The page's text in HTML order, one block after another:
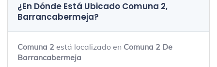
¿En Dónde Está Ubicado Comuna 2,
Barrancabermeja?
Comuna 2 está localizado en Comuna 2 De
Barrancabermeja